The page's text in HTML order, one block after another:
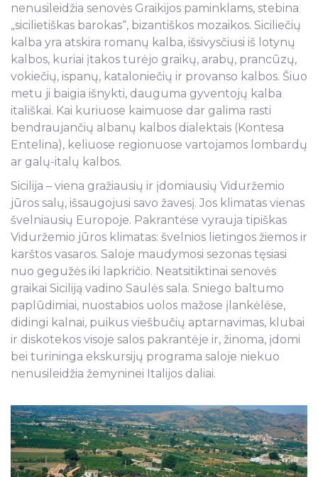
nenusileidžia senovės Graikijos paminklams, stebina
„sicilietiškas barokas“, bizantiškos mozaikos. Siciliečių
kalba yra atskira romanų kalba, išsivysčiusi iš lotynų
kalbos, kuriai įtakos turėjo graikų, arabų, prancūzų,
vokiečių, ispanų, kataloniečių ir provanso kalbos. Šiuo
metu ji baigia išnykti, dauguma gyventojų kalba
itališkai. Kai kuriuose kaimuose dar galima rasti
bendraujančių albanų kalbos dialektais (Kontesa
Entelina), keliuose regionuose vartojamos lombardų
ar galų-italų kalbos.
Sicilija – viena gražiausių ir įdomiausių Viduržemio
jūros salų, išsaugojusi savo žavesį. Jos klimatas vienas
švelniausių Europoje. Pakrantėse vyrauja tipiškas
Viduržemio jūros klimatas: švelnios lietingos žiemos ir
karštos vasaros. Saloje maudymosi sezonas tęsiasi
nuo gegužės iki lapkričio. Neatsitiktinai senovės
graikai Siciliją vadino Saulės sala. Sniego baltumo
paplūdimiai, nuostabios uolos mažose įlankėlėse,
didingi kalnai, puikus viešbučių aptarnavimas, klubai
ir diskotekos visoje salos pakrantėje ir, žinoma, įdomi
bei turininga ekskursijų programa saloje niekuo
nenusileidžia žemyninei Italijos daliai.